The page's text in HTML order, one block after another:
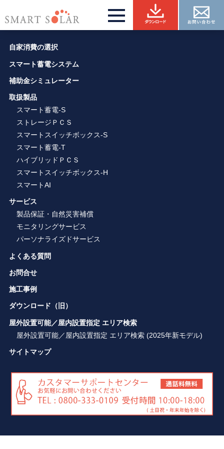
自家消費の選択
スマート蓄電システム
補助金シミュレーター
取扱製品
スマート蓄電-S
ストレージＰＣＳ
スマートスイッチボックス-S
スマート蓄電-T
ハイブリッドＰＣＳ
スマートスイッチボックス-H
スマートAI
サービス
製品保証・自然災害補償
モニタリングサービス
パーソナライズドサービス
よくある質問
お問合せ
施工事例
ダウンロード（旧）
屋外設置可能／屋内設置指定 エリア検索
屋外設置可能／屋内設置指定 エリア検索 (2025年新モデル)
サイトマップ